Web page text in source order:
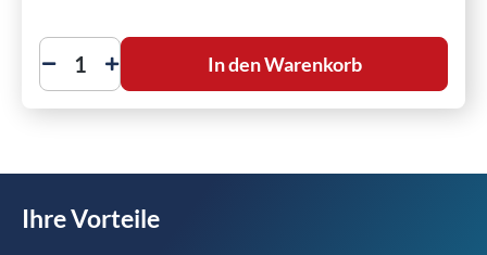
In den Warenkorb
Ihre Vorteile